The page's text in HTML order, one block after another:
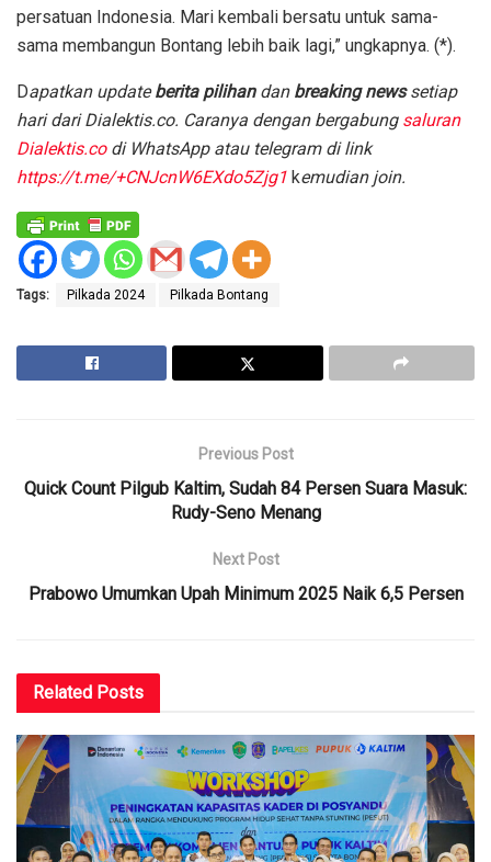
persatuan Indonesia. Mari kembali bersatu untuk sama-
sama membangun Bontang lebih baik lagi,” ungkapnya. (*).
Dapatkan updateberita pilihan dan breaking newssetiap
hari dari Dialektis.co. Caranya dengan bergabung saluran
Dialektis.co di WhatsApp atau telegram di link
https://t.me/+CNJcnW6EXdo5Zjg1 kemudian join.
Tags: Pilkada 2024 Pilkada Bontang
Previous Post
Quick Count Pilgub Kaltim, Sudah 84 Persen Suara Masuk:
Rudy-Seno Menang
Next Post
Prabowo Umumkan Upah Minimum 2025 Naik 6,5 Persen
Related Posts